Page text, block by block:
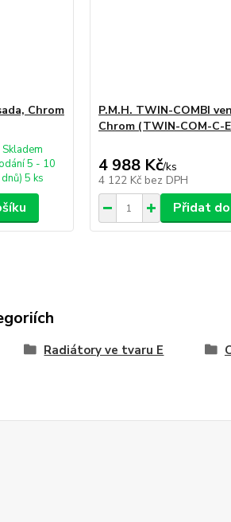
Chrom
Skladem
5 - 10
dnů) 5 ks
P.M.H. TWIN-COMBI
Chrom (TWIN-COM-C-
4 988 Kč/ks
4 122 Kč bez DPH
Přidat
Radiátory ve tvaru E